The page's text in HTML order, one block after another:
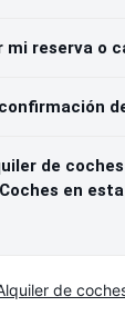
mi reserva o
de
en
de